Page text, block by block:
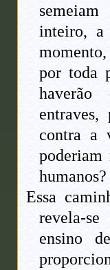
inteiro, a
por toda
entraves,
contra a
poderiam
humanos?
Essa
revela-
ensino